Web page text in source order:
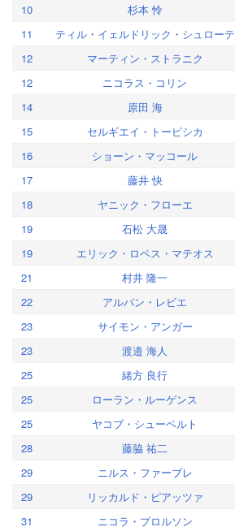
10
杉本 怜
11
ティル・イェルドリック・シュローテ
12
マーティン・ストラニク
12
ニコラス・コリン
14
原田 海
15
セルギエイ・トーピシカ
16
ショーン・マッコール
17
藤井 快
18
ヤニック・フローエ
19
石松 大晟
19
エリック・ロペス・マテオス
21
村井 隆一
22
アルバン・レビエ
23
サイモン・アンガー
23
渡邉 海人
25
緒方 良行
25
ローラン・ルーゲンス
25
ヤコブ・シューベルト
28
藤脇 祐二
29
ニルス・ファーブレ
29
リッカルド・ピアッツァ
31
ニコラ・プロルソン